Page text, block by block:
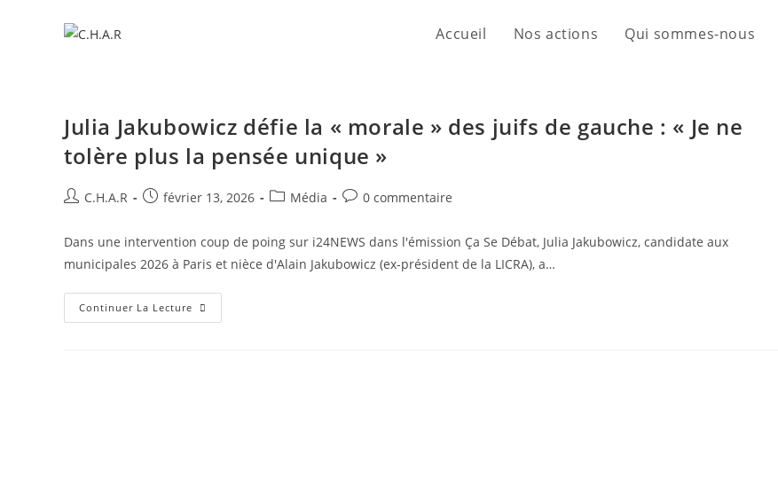
Accueil Nos actions Qui sommes-nous
Julia Jakubowicz défie la « morale » des juifs de gauche : « Je ne
tolère plus la pensée unique »
C.H.A.R février 13, 2026 Média 0 commentaire
Dans une intervention coup de poing sur i24NEWS dans l'émission Ça Se Débat, Julia Jakubowicz, candidate aux
municipales 2026 à Paris et nièce d'Alain Jakubowicz (ex-président de la LICRA), a…
Continuer La Lecture